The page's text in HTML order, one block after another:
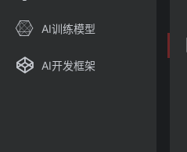
AI训练模型
AI开发框架